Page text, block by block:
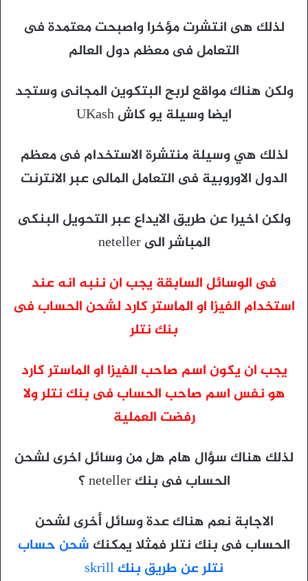
لذلك هى انتشرت مؤخرا واصبحت معتمدة فى
التعامل فى معظم دول العالم
ولكن هناك مواقع لربح البتكوين المجانى وستجد
ايضا وسيلة يو كاش UKash
لذلك هي وسيلة منتشرة الاستخدام فى معظم
الدول الاوروبية فى التعامل المالى عبر الانترنت
ولكن اخيرا عن طريق الايداع عبر التحويل البنكى
المباشر الى neteller
فى الوسائل السابقة يجب ان ننبه انه عند
استخدام الفيزا او الماستر كارد لشحن الحساب فى
بنك نتلر
يجب ان يكون اسم صاحب الفيزا او الماستر كارد
هو نفس اسم صاحب الحساب فى بنك نتلر ولا
رفضت العملية
لذلك هناك سؤال هام هل من وسائل اخرى لشحن
الحساب فى بنك neteller ؟
الاجابة نعم هناك عدة وسائل أخرى لشحن
الحساب فى بنك نتلر فمثلا يمكنك شحن حساب
نتلر عن طريق بنك skrill